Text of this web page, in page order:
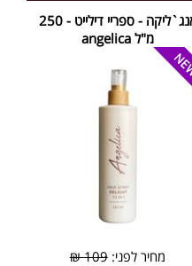
אנג`ליקה - ספריי דילייט - 250
מ"ל ‏angelica
מחיר לפני:109 ₪